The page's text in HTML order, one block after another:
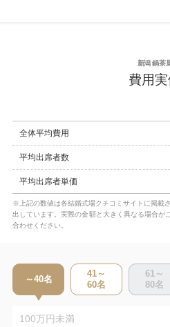
新潟 鍋茶
費用実
全体平均費用
平均出席者数
平均出席者単価
※上記の数値は各結婚式場クチコミサイトに掲載
出しています。実際の金額と大きく異なる場合が
合わせください。
～40名
41～
60名
61～
80名
100万円未満